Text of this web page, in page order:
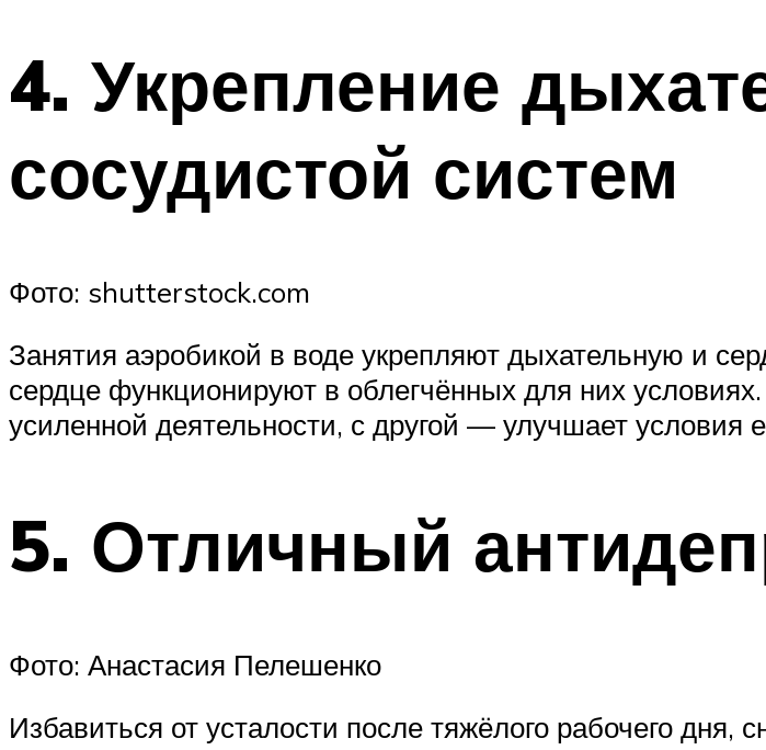
4. Укрепление
сосудистой систем
Фото: shutterstock.com
Занятия аэробикой в воде укрепляют дыхательную и
сердце функционируют в облегчённых для них
усиленной деятельности, с другой — улучшает условия
5. Отличный
Фото: Анастасия Пелешенко
Избавиться от усталости после тяжёлого рабочего